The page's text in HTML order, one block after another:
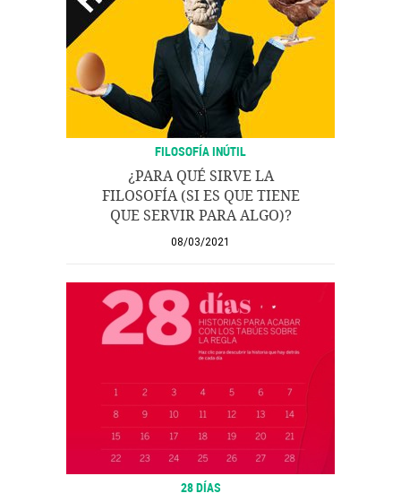
FILOSOFÍA INÚTIL
¿PARA QUÉ SIRVE LA
FILOSOFÍA (SI ES QUE TIENE
QUE SERVIR PARA ALGO)?
08/03/2021
28 DÍAS